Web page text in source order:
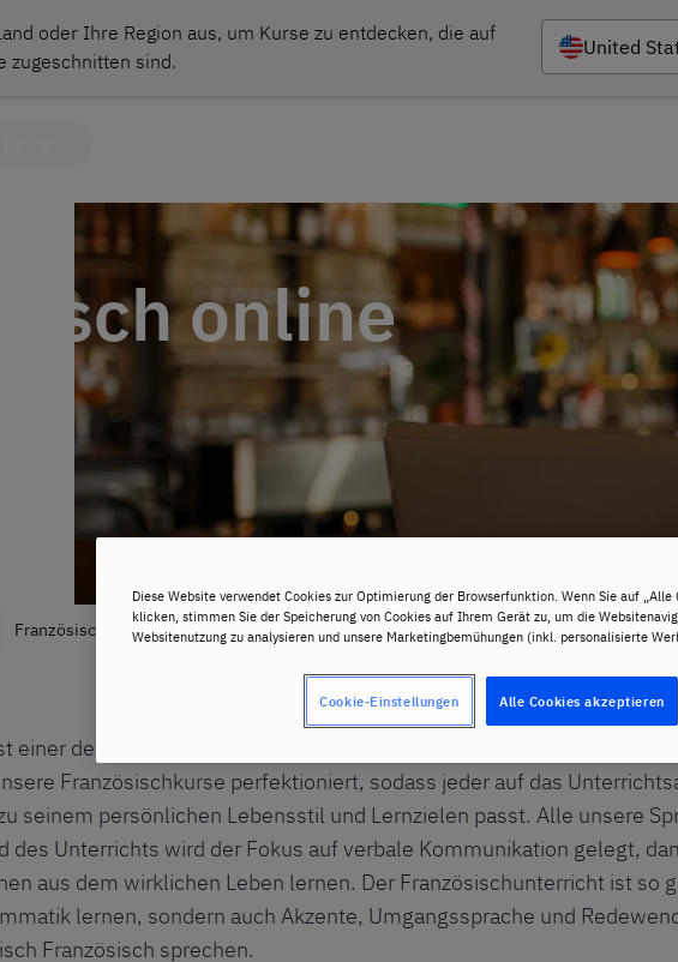
oder Ihre Region aus, um Kurse zu entdecken, die auf
zugeschnitten sind.
United
online
Französisch Online
einer der weltweit führenden Anbieter von Sprachtrainings und
Französischkurse perfektioniert, sodass jeder auf das
seinem persönlichen Lebensstil und Lernzielen passt. Alle unsere
des Unterrichts wird der Fokus auf verbale Kommunikation gelegt,
aus dem wirklichen Leben lernen. Der Französischunterricht ist so
lernen, sondern auch Akzente, Umgangssprache und
Französisch sprechen.
Diese Website verwendet Cookies zur Optimierung der Browserfunktion. Wenn Sie auf „Alle
klicken, stimmen Sie der Speicherung von Cookies auf Ihrem Gerät zu, um die
Websitenutzung zu analysieren und unsere Marketingbemühungen (inkl. personalisierte
Alle Cookies akzeptieren
Cookie-Einstellungen